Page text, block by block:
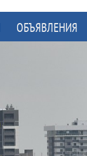
ОБЪЯВЛЕНИЯ